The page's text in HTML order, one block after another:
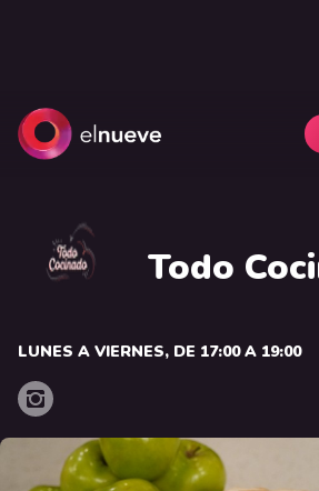
Todo
LUNES A VIERNES, DE 17:00 A 19:00